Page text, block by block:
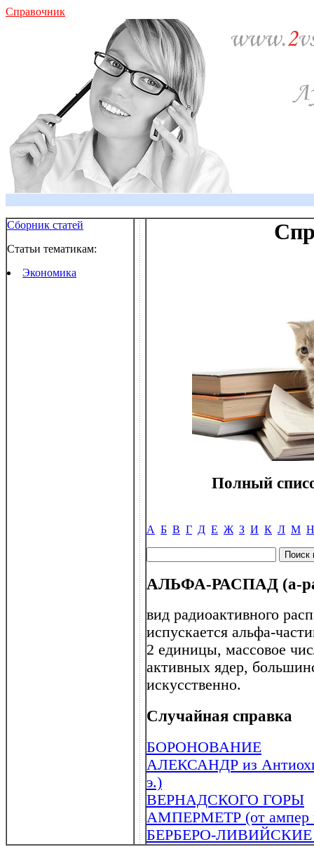
Справочник
Сборник статей
Статьи тематикам:
Экономика
Полный
А Б В Г Д Е Ж З И К Л М Н
АЛЬФА-РАСПАД (a-
вид радиоактивного
испускается альфа-
2 единицы, массовое
активных ядер,
искусственно.
Случайная справка
БОРОНОВАНИЕ
АЛЕКСАНДР из
э.)
ВЕРНАДСКОГО ГОРЫ
АМПЕРМЕТР (от ампер
БЕРБЕРО-